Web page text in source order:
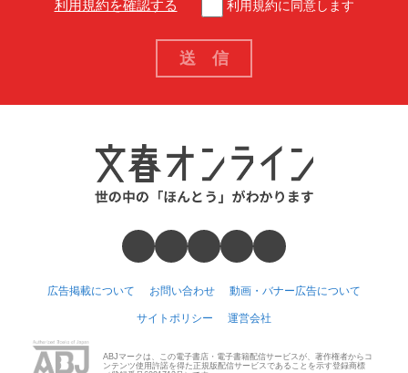
利用規約を確認する 利用規約に同意します
広告掲載について お問い合わせ 動画・バナー広告について
サイトポリシー 運営会社
ABJマークは、この電子書店・電子書籍配信サービスが、著作権者からコ
ンテンツ使用許諾を得た正規版配信サービスであることを示す登録商標